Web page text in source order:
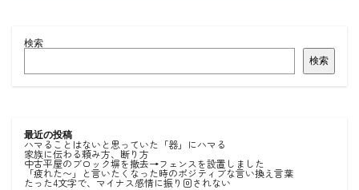
検索
検索
最近の投稿
ハマることはないと思っていた「器」にハマる
家族に伝わる頼み方、断り方
中古平屋のブロック塀を撤去→フェンスを設置しました
「疲れた〜」と言いたくなった時のポジティブな言い換え言葉
たった4文字で、マイナス感情に振り回されない